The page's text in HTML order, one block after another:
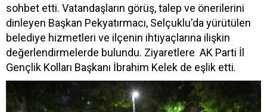
sohbet etti. Vatandaşların görüş, talep ve önerilerini
dinleyen Başkan Pekyatırmacı, Selçuklu'da yürütülen
belediye hizmetleri ve ilçenin ihtiyaçlarına ilişkin
değerlendirmelerde bulundu. Ziyaretlere AK Parti İl
Gençlik Kolları Başkanı İbrahim Kelek de eşlik etti.